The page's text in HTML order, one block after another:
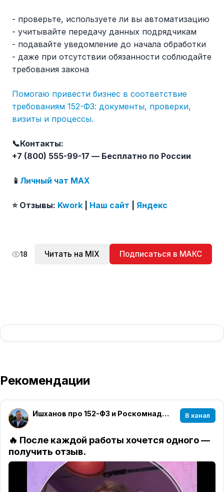
- проверьте, используете ли вы автоматизацию
- учитывайте передачу данных подрядчикам
- подавайте уведомление до начала обработки
- даже при отсутствии обязанности соблюдайте
требования закона
Помогаю привести бизнес в соответствие
требованиям 152-ФЗ: документы, проверки,
визиты и процессы.
📞Контакты:
+7 (800) 555-99-17 — Бесплатно по России
📱 Личный чат MAX
⭐️ Отзывы: Kwork Наш сайт Яндекс
18 Читать на MIX Подписаться в МАКС
Рекомендации
Ишханов про 152-ФЗ и Роскомнадзор В канал
🔥 После каждой работы хочется одного —
получить отзыв.